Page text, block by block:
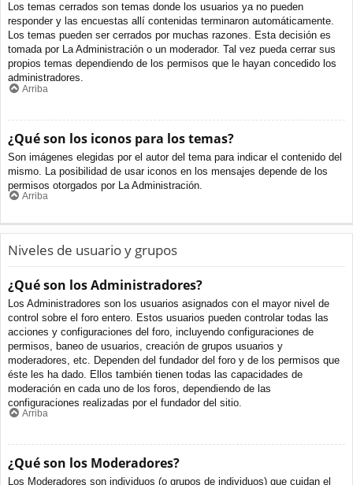
Los temas cerrados son temas donde los usuarios ya no pueden
responder y las encuestas allí contenidas terminaron automáticamente.
Los temas pueden ser cerrados por muchas razones. Esta decisión es
tomada por La Administración o un moderador. Tal vez pueda cerrar sus
propios temas dependiendo de los permisos que le hayan concedido los
administradores.
Arriba
¿Qué son los iconos para los temas?
Son imágenes elegidas por el autor del tema para indicar el contenido del
mismo. La posibilidad de usar iconos en los mensajes depende de los
permisos otorgados por La Administración.
Arriba
Niveles de usuario y grupos
¿Qué son los Administradores?
Los Administradores son los usuarios asignados con el mayor nivel de
control sobre el foro entero. Estos usuarios pueden controlar todas las
acciones y configuraciones del foro, incluyendo configuraciones de
permisos, baneo de usuarios, creación de grupos usuarios y
moderadores, etc. Dependen del fundador del foro y de los permisos que
éste les ha dado. Ellos también tienen todas las capacidades de
moderación en cada uno de los foros, dependiendo de las
configuraciones realizadas por el fundador del sitio.
Arriba
¿Qué son los Moderadores?
Los Moderadores son individuos (o grupos de individuos) que cuidan el